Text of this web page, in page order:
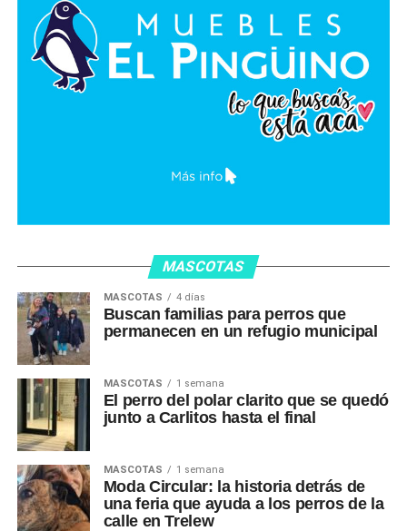
MASCOTAS
MASCOTAS 4 días
Buscan familias para perros que
permanecen en un refugio municipal
MASCOTAS 1 semana
El perro del polar clarito que se quedó
junto a Carlitos hasta el final
MASCOTAS 1 semana
Moda Circular: la historia detrás de
una feria que ayuda a los perros de la
calle en Trelew